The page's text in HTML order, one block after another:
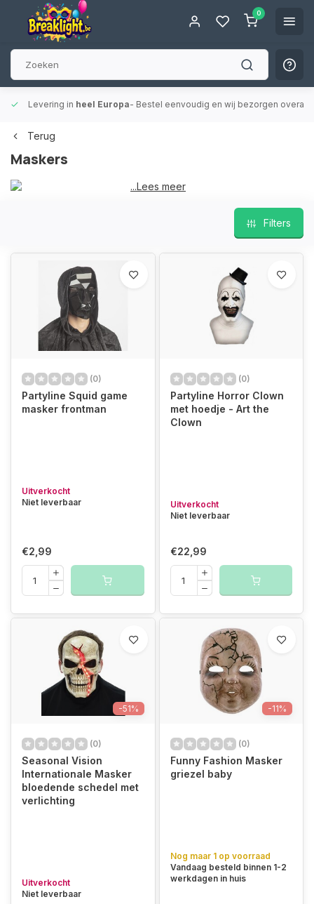
0
15.000+ afhaalpunten- Altijd een afhaalpunt bij jou in de
Terug
Maskers
...Lees meer
Filters
(0)
Partyline Squid game
masker frontman
Uitverkocht
Niet leverbaar
€2,99
(0)
Partyline Horror Clown
met hoedje - Art the
Clown
Uitverkocht
Niet leverbaar
€22,99
-51%
(0)
Seasonal Vision
Internationale Masker
bloedende schedel met
verlichting
Uitverkocht
Niet leverbaar
-11%
(0)
Funny Fashion Masker
griezel baby
Nog maar 1 op voorraad
Vandaag besteld binnen 1-2
werkdagen in huis